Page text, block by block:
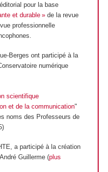
pour la base
et durable »de la revue
professionnelle
Berges ont participé à la
numérique
scientifique
et de la communication"
noms des Professeurs de
a participé à la création
Guillerme (plus